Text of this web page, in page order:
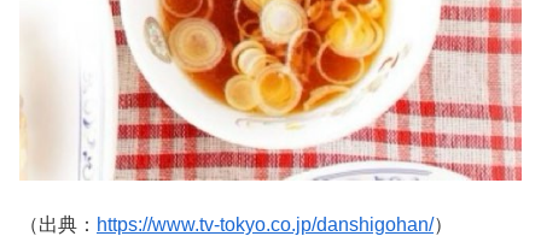
（出典： https://www.tv-tokyo.co.jp/danshigohan/）